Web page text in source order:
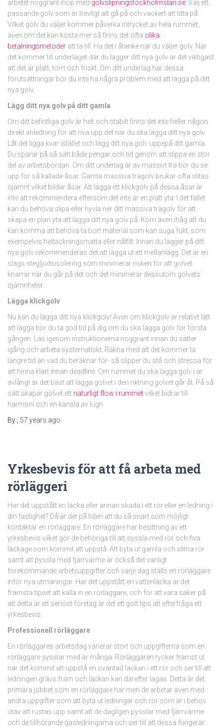
arbetet noggrant ihop med golvslipningstockholmslän.se . Välj ett
passande golv som är trevligt att gå på och vackert att titta på.
Vilket golv du väljer kommer påverka intrycket av hela rummet,
även om det kan kosta mer så finns det ofta olika
betalningsmetoder att ta till. Ha det i åtanke när du väljer golv. När
det kommer till underlaget där du lägger ditt nya golv är det viktigast
att det är platt, torrt och friskt. Om ditt underlag har dessa
förutsättningar bör du inte ha några problem med att lägga på ditt
nya golv.
Lägg ditt nya golv på ditt gamla
Om ditt befintliga golv är helt och stabilt finns det inte heller någon
direkt anledning för att riva upp det när du ska lägga ditt nya golv.
Låt det ligga kvar istället och lägg ditt nya golv uppepå ditt gamla.
Du sparar på så sätt både pengar och tid genom att slippa en stor
del av arbetsbördan. Om ditt underlag är av massivt trä bör du se
upp för så kallade åsar. Gamla massiva trägolv brukar ofta slitas
ojämnt vilket bildar åsar. Att lägga ett klickgolv på dessa åsar är
inte att rekommendera eftersom det inte är en platt yta. I det fallet
kan du behöva slipa eller hyvla ner ditt massiva trägolv för att
skapa en plan yta att lägga ditt nya golv på. Kom även ihåg att du
kan komma att behöva ta bort material som kan suga fukt, som
exempelvis heltäckningsmatta eller nålfilt. Innan du lägger på ditt
nya golv rekommenderas det att lägga ut ett mellanlägg. Det är en
slags stegljudsisolering som minimerar risken för att golvet
knarrar när du går på det och det minimerar dessutom golvets
ojämnheter.
Lägga klickgolv
Nu kan du lägga ditt nya klickgolv! Även om klickgolv är relativt lätt
att lägga bör du ta god tid på dig om du ska lägga golv för första
gången. Läs igenom instruktionerna noggrant innan du sätter
igång och arbeta systematiskt. Räkna med att det kommer ta
längre tid än vad du beräknar för- så slipper du stå och stressa för
att hinna klart innan deadline. Om rummet du ska lägga golv i är
avlångt är det bäst att lägga golvet i den riktning golvet går åt. På så
sätt skapar golvet ett naturligt flow i rummetvilket bidrar till
harmoni och en känsla av lugn.
By
57 years ago
Yrkesbevis för att få arbeta med
rörläggeri
Har det uppstått en läcka eller annan skada i ett rör eller en ledning i
din fastighet? Då är det på tiden att du så snart som möjligt
kontaktar en rörläggare. En rörläggare har besittning av ett
yrkesbevis vilket gör de behöriga till att syssla med rör och fixa
läckage som kommit att uppstå. Att byta ut gamla och slitna rör
samt att pyssla med fjärrvärme är också det vanligt
förekommande arbetsuppgifter och varje dag ställs en rörläggare
inför nya utmaningar. Har det uppstått en vattenläcka är det
främsta tipset att kalla in en rörläggare, och för att vara säker på
att detta är ett seriöst företag är det ett gott tips att efterfråga ett
yrkesbevis.
Professionell rörläggare
En rörläggares arbetsdag varierar stort och uppgifterna som en
rörläggare sysslar med är många. Rörläggaren rycker främst ut
när det kommit att uppstå en oväntad läckan i ett rör och ser till att
ledningen grävs fram och läckan kan därefter lagas. Detta är det
primära jobbet som en rörläggare har men de arbetar även med
andra uppgifter som att byta ut ledningar och rör som är i behov
utav att rustas upp samt att de dagligen pysslar med fjärrvärme
och de tillhörande gasledningarna och ser till att dessa fungerar.